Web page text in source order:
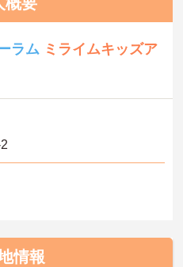
ラム ミライムキッズア
情報